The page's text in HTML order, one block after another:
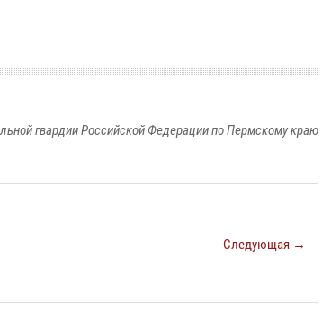
гвардии Российской Федерации по Пермскому краю
Следующая →